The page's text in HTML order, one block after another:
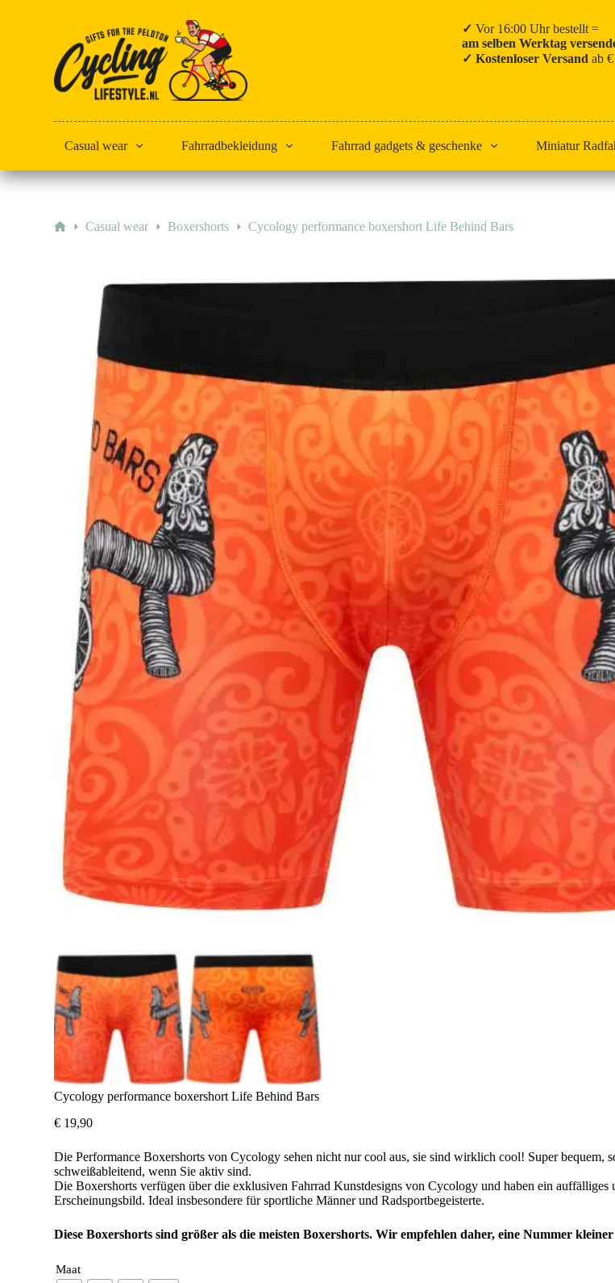
✓ Vor 16:00 Uhr bestellt =
am selben Werktag
✓ Kostenloser Versand ab
Casual wear Fahrradbekleidung Fahrrad gadgets & geschenke Miniatur
StartCasual wear Boxershorts Cycology performance boxershort Life Behind Bars
Cycology performance boxershort Life Behind Bars
€ 19,90
Die Performance Boxershorts von Cycology sehen nicht nur cool aus, sie sind wirklich cool! Super bequem,
schweißableitend, wenn Sie aktiv sind.
Die Boxershorts verfügen über die exklusiven Fahrrad Kunstdesigns von Cycology und haben ein auffälliges
Erscheinungsbild. Ideal insbesondere für sportliche Männer und Radsportbegeisterte.
Diese Boxershorts sind größer als die meisten Boxershorts. Wir empfehlen daher, eine Nummer
Maat